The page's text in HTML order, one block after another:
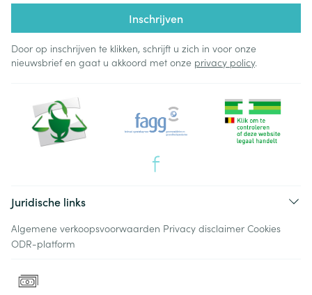
Inschrijven
Door op inschrijven te klikken, schrijft u zich in voor onze
nieuwsbrief en gaat u akkoord met onze privacy policy.
Juridische links
Algemene verkoopsvoorwaarden Privacy disclaimer Cookies
ODR-platform